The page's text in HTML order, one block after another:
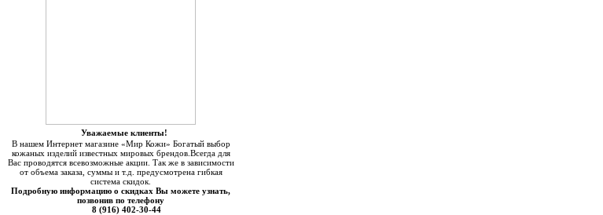
Уважаемые клиенты!
В нашем Интернет магазине «Мир Кожи» Богатый выбор
кожаных изделий известных мировых брендов.Всегда для
Вас проводятся всевозможные акции. Так же в зависимости
от объема заказа, суммы и т.д. предусмотрена гибкая
система скидок.
Подробную информацию о скидках Вы можете узнать,
позвонив по телефону
8 (916) 402-30-44